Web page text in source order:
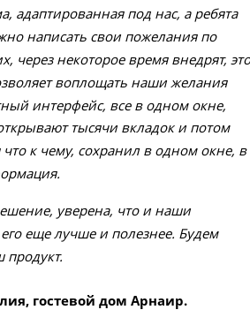
адаптированная под нас, а ребята
написать свои пожелания по
через некоторое время внедрят,
воплощать наши желания
интерфейс, все в одном окне,
тысячи вкладок и потом
что к чему, сохранил в одном окне, в
уверена, что и наши
еще лучше и полезнее. Будем
продукт.
гостевой дом Арнаир.